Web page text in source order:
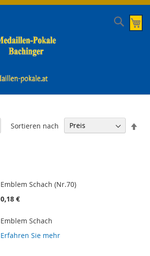
Suche
Sortieren nach
Emblem Schach (Nr.70)
0,18 €
Emblem Schach
Erfahren Sie mehr